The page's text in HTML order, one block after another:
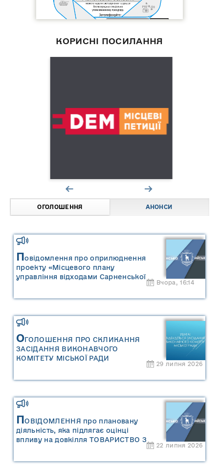
КОРИСНІ ПОСИЛАННЯ
ОГОЛОШЕННЯ АНОНСИ
Повідомлення про оприлюднення
проекту «Місцевого плану
управління відходами Сарненської
міської територіальної громади» та
управління відходами Сарненської
міської територіальної громади»
Вчора, 16:14
ОГОЛОШЕННЯ ПРО СКЛИКАННЯ
ЗАСІДАННЯ ВИКОНАВЧОГО
КОМІТЕТУ МІСЬКОЇ РАДИ
29 липня 2026
ПОВІДОМЛЕННЯ про плановану
діяльність, яка підлягає оцінці
впливу на довкілля ТОВАРИСТВО З
22 липня 2026